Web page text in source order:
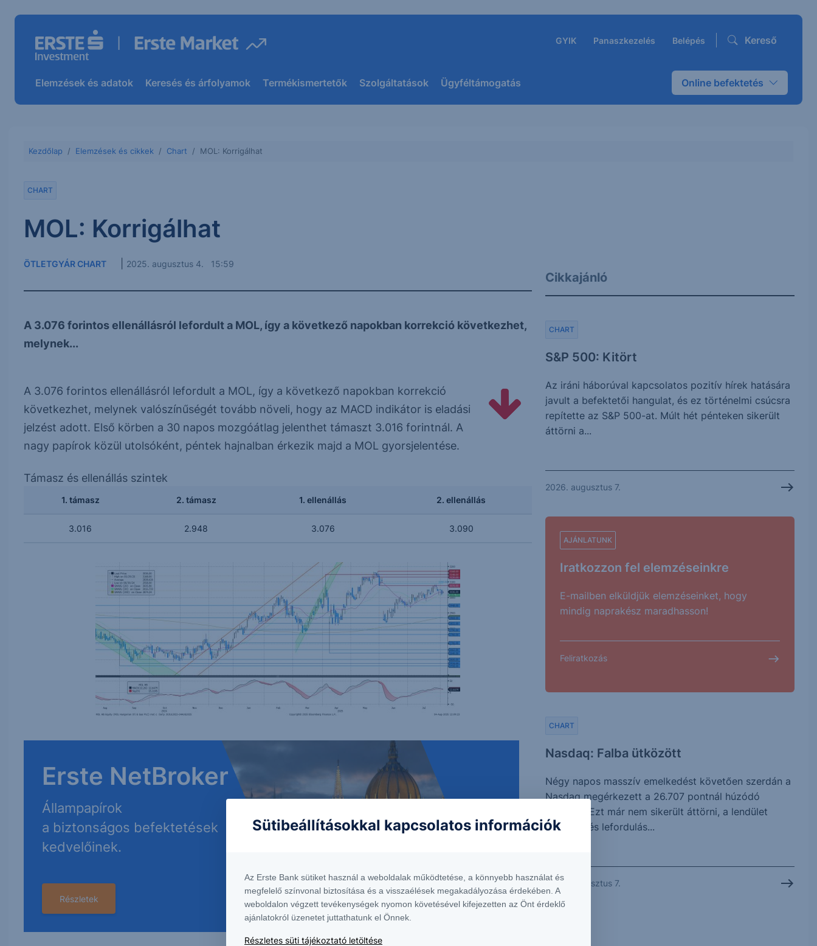
GYIK Panaszkezelés Belépés Kereső
Elemzések és adatok Keresés és árfolyamok Termékismertetők Szolgáltatások Ügyféltámogatás Online befektetés
Kezdőlap Elemzések és cikkek Chart MOL: Korrigálhat
CHART
MOL: Korrigálhat
ÖTLETGYÁR CHART 2025. augusztus 4. 15:59
A 3.076 forintos ellenállásról lefordult a MOL, így a következő napokban korrekció következhet,
melynek...
A 3.076 forintos ellenállásról lefordult a MOL, így a következő napokban korrekció
következhet, melynek valószínűségét tovább növeli, hogy az MACD indikátor is eladási
jelzést adott. Első körben a 30 napos mozgóátlag jelenthet támaszt 3.016 forintnál. A
nagy papírok közül utolsóként, péntek hajnalban érkezik majd a MOL gyorsjelentése.
Támasz és ellenállás szintek
1. támasz 2. támasz 1. ellenállás 2. ellenállás
3.016 2.948 3.076 3.090
Erste NetBroker
Állampapírok
a biztonságos befektetések
kedvelőinek.
Részletek
Cikkajánló
S&P 500: Kitört
CHART
Az iráni háborúval kapcsolatos pozitív hírek hatására
javult a befektetői hangulat, és ez történelmi csúcsra
repítette az S&P 500-at. Múlt hét pénteken sikerült
áttörni a...
2026. augusztus 7.
AJÁNLATUNK
Iratkozzon fel elemzéseinkre
E-mailben elküldjük elemzéseinket, hogy
mindig naprakész maradhasson!
Feliratkozás
Nasdaq: Falba ütközött
CHART
Négy napos masszív emelkedést követően szerdán a
Nasdaq megérkezett a 26.707 pontnál húzódó
szinthez. Ezt már nem sikerült áttörni, a lendület
megtört, és lefordulás...
2026. augusztus 7.
Sütibeállításokkal kapcsolatos információk
Az Erste Bank sütiket használ a weboldalak működtetése, a könnyebb használat és
megfelelő színvonal biztosítása és a visszaélések megakadályozása érdekében. A
weboldalon végzett tevékenységek nyomon követésével kifejezetten az Önt érdeklő
ajánlatokról üzenetet juttathatunk el Önnek.
Részletes süti tájékoztató letöltése